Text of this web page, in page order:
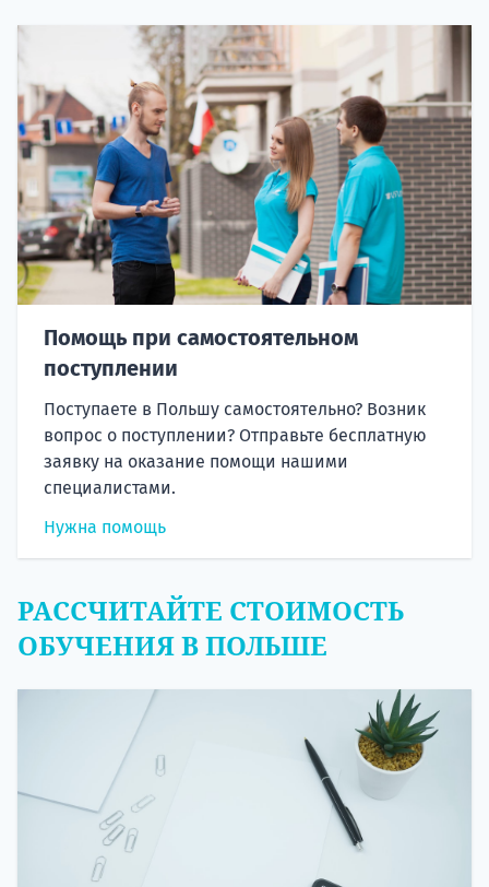
Помощь при самостоятельном
поступлении
Поступаете в Польшу самостоятельно? Возник
вопрос о поступлении? Отправьте бесплатную
заявку на оказание помощи нашими
специалистами.
Нужна помощь
РАССЧИТАЙТЕ СТОИМОСТЬ
ОБУЧЕНИЯ В ПОЛЬШЕ